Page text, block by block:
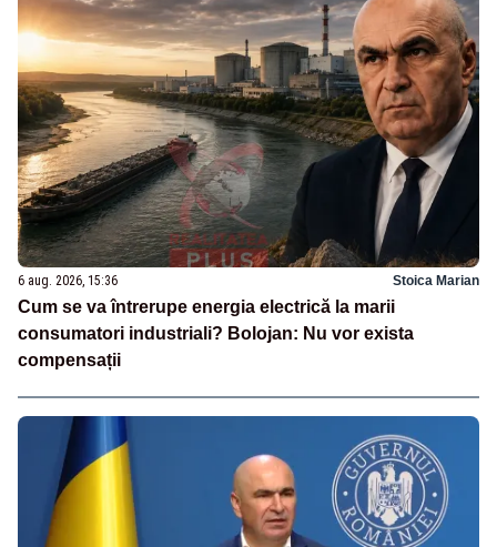
6 aug. 2026, 15:36 Stoica Marian
Cum se va întrerupe energia electrică la marii
consumatori industriali? Bolojan: Nu vor exista
compensații